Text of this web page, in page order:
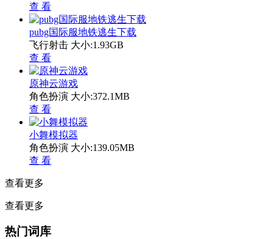
查 看
pubg国际服地铁逃生下载
飞行射击 大小:1.93GB
查 看
原神云游戏
角色扮演 大小:372.1MB
查 看
小舞模拟器
角色扮演 大小:139.05MB
查 看
查看更多
查看更多
热门词库